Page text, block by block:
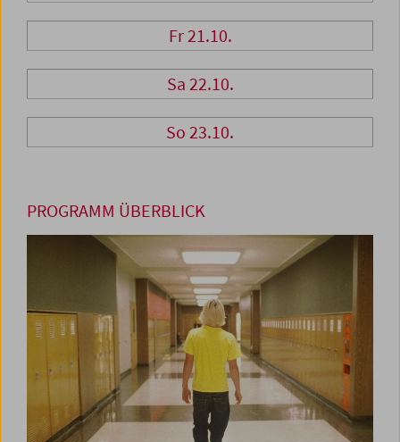
Fr 21.10.
Sa 22.10.
So 23.10.
PROGRAMM ÜBERBLICK